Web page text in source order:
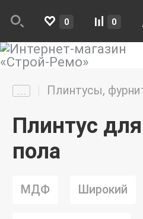
0 0
Плинтусы,
Плинтус для
пола
МДФ Широкий